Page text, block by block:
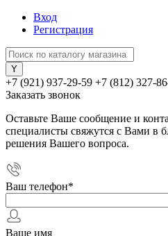
Вход
Регистрация
+7 (921) 937-29-59 +7 (812) 327-
Заказать звонок
Оставьте Ваше сообщение и
специалисты свяжутся с Вами в
решения Вашего вопроса.
Ваш телефон*
Ваше имя